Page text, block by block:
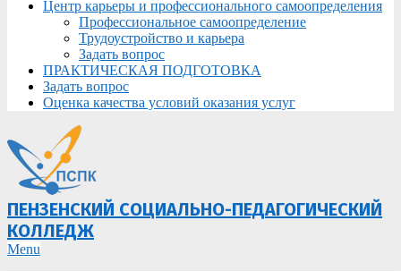
Центр карьеры и профессионального самоопределения
Профессиональное самоопределение
Трудоустройство и карьера
Задать вопрос
ПРАКТИЧЕСКАЯ ПОДГОТОВКА
Задать вопрос
Оценка качества условий оказания услуг
ПЕНЗЕНСКИЙ СОЦИАЛЬНО-ПЕДАГОГИЧЕСКИЙ
КОЛЛЕДЖ
Primary
Menu